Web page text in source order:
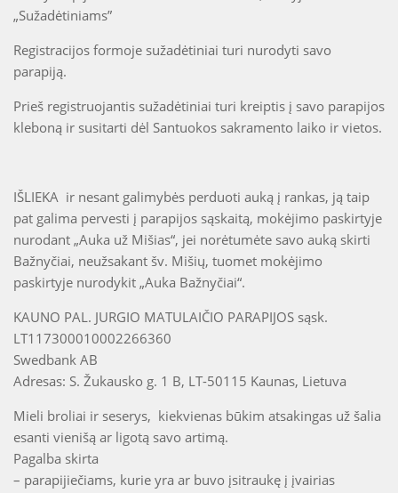
„Sužadėtiniams”
Registracijos formoje sužadėtiniai turi nurodyti savo
parapiją.
Prieš registruojantis sužadėtiniai turi kreiptis į savo parapijos
kleboną ir susitarti dėl Santuokos sakramento laiko ir vietos.
IŠLIEKA ir nesant galimybės perduoti auką į rankas, ją taip
pat galima pervesti į parapijos sąskaitą, mokėjimo paskirtyje
nurodant „Auka už Mišias“, jei norėtumėte savo auką skirti
Bažnyčiai, neužsakant šv. Mišių, tuomet mokėjimo
paskirtyje nurodykit „Auka Bažnyčiai“.
KAUNO PAL. JURGIO MATULAIČIO PARAPIJOS sąsk.
LT117300010002266360
Swedbank AB
Adresas: S. Žukausko g. 1 B, LT-50115 Kaunas, Lietuva
Mieli broliai ir seserys, kiekvienas būkim atsakingas už šalia
esanti vienišą ar ligotą savo artimą.
Pagalba skirta
– parapijiečiams, kurie yra ar buvo įsitraukę į įvairias